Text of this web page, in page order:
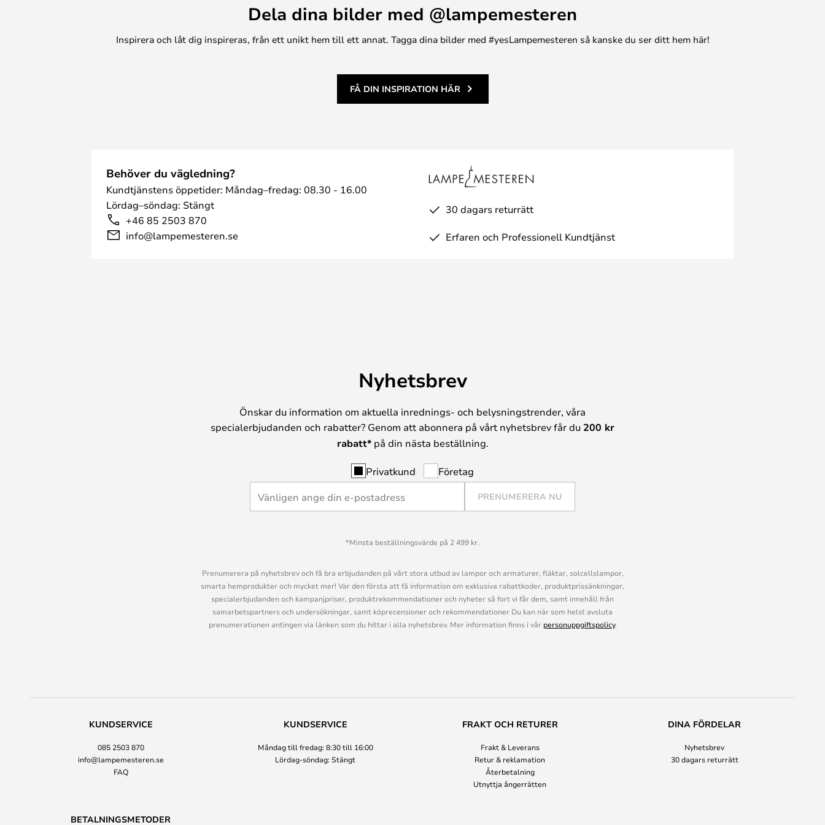
Dela dina bilder med @lampemesteren
Inspirera och låt dig inspireras, från ett unikt hem till ett annat. Tagga dina bilder med #yesLampemesteren så kanske du ser ditt hem här!
FÅ DIN INSPIRATION HÄR
Behöver du vägledning?
Kundtjänstens öppetider: Måndag–fredag: 08.30 - 16.00
Lördag–söndag: Stängt
+46 85 2503 870
info@lampemesteren.se
30 dagars returrätt
Erfaren och Professionell Kundtjänst
Nyhetsbrev
Önskar du information om aktuella inrednings- och belysningstrender, våra
specialerbjudanden och rabatter? Genom att abonnera på vårt nyhetsbrev får du 200 kr
rabatt*på din nästa beställning.
Privatkund Företag
PRENUMERERA NU
*Minsta beställningsvärde på 2 499 kr.
Prenumerera på nyhetsbrev och få bra erbjudanden på vårt stora utbud av lampor och armaturer, fläktar, solcellslampor,
smarta hemprodukter och mycket mer! Var den första att få information om exklusiva rabattkoder, produktprissänkningar,
specialerbjudanden och kampanjpriser, produktrekommendationer och nyheter så fort vi får dem, samt innehåll från
samarbetspartners och undersökningar, samt köprecensioner och rekommendationer Du kan när som helst avsluta
prenumerationen antingen via länken som du hittar i alla nyhetsbrev. Mer information finns i vår personuppgiftspolicy.
KUNDSERVICE
085 2503 870
info@lampemesteren.se
FAQ
KUNDSERVICE
Måndag till fredag: 8:30 till 16:00
Lördag-söndag: Stängt
FRAKT OCH RETURER
Frakt & Leverans
Retur & reklamation
Återbetalning
Utnyttja ångerrätten
DINA FÖRDELAR
Nyhetsbrev
30 dagars returrätt
BETALNINGSMETODER